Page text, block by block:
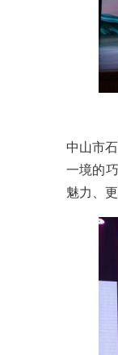
中山市
一境的
魅力、